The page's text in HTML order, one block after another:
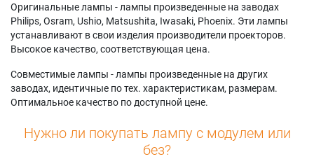
Panasonic PT-
EW640L
Panasonic PT-
EW640LE
EW640LEJ
Panasonic PT-
EW640LU
EW640U
Panasonic PT-
EX610EL
Panasonic PT-
EX610L
EX610LE
Panasonic PT-
EX610LEJ
EX610LU
Panasonic PT-
Panasonic PT-
EZ770Z
Panasonic PT-
EZ770ZEJ
Panasonic PT-
EZ770ZLE
Оригинальные лампы - лампы произведенные на заводах
Philips, Osram, Ushio, Matsushita, Iwasaki, Phoenix. Эти лампы
устанавливают в свои изделия производители проекторов.
Высокое качество, соответствующая цена.
Совместимые лампы - лампы произведенные на других
заводах, идентичные по тех. характеристикам, размерам.
Оптимальное качество по доступной цене.
Нужно ли покупать лампу с модулем или
без?